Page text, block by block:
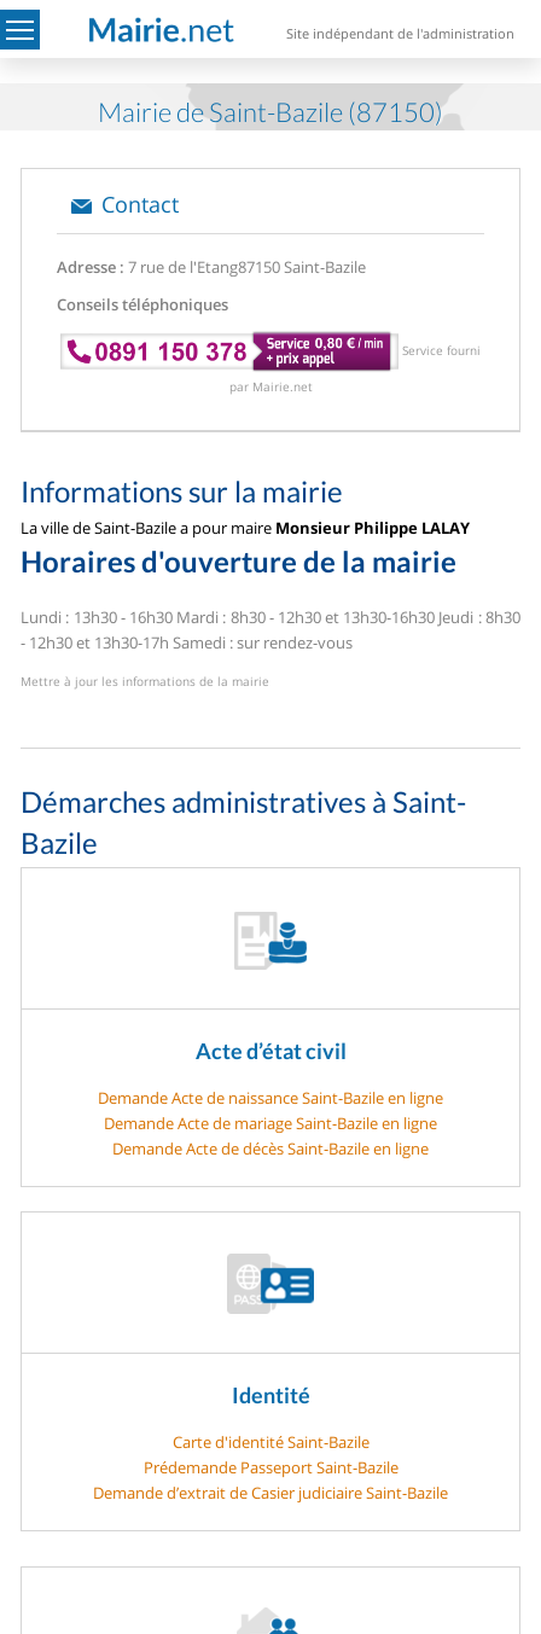
Site indépendant de l'administration
Mairie de Saint-Bazile (87150)
Contact
Adresse : 7 rue de l'Etang87150 Saint-Bazile
Conseils téléphoniques
Service fourni
par Mairie.net
Informations sur la mairie
La ville de Saint-Bazile a pour maire Monsieur Philippe LALAY
Horaires d'ouverture de la mairie
Lundi : 13h30 - 16h30Mardi : 8h30 - 12h30 et 13h30-16h30 Jeudi : 8h30
- 12h30 et 13h30-17h Samedi : sur rendez-vous
Mettre à jour les informations de la mairie
Démarches administratives à Saint-
Bazile
Acte d’état civil
Demande Acte de naissance Saint-Bazile en ligne
Demande Acte de mariage Saint-Bazile en ligne
Demande Acte de décès Saint-Bazile en ligne
Identité
Carte d'identité Saint-Bazile
Prédemande Passeport Saint-Bazile
Demande d’extrait de Casier judiciaire Saint-Bazile